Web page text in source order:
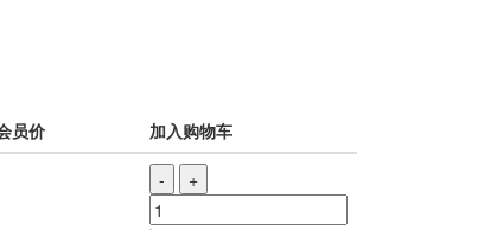
员价
加入购物车
- +